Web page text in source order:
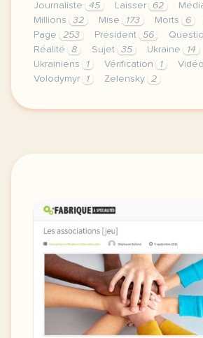
Journaliste
45 Laisser 62
Millions
32 Mise 173 Morts 6
Page
253 Président 56
Réalité
8 Sujet 35 Ukraine 14
Ukrainiens
1 Vérification 1 Vidéo
Volodymyr
1 Zelensky 2
le respect de votre vie